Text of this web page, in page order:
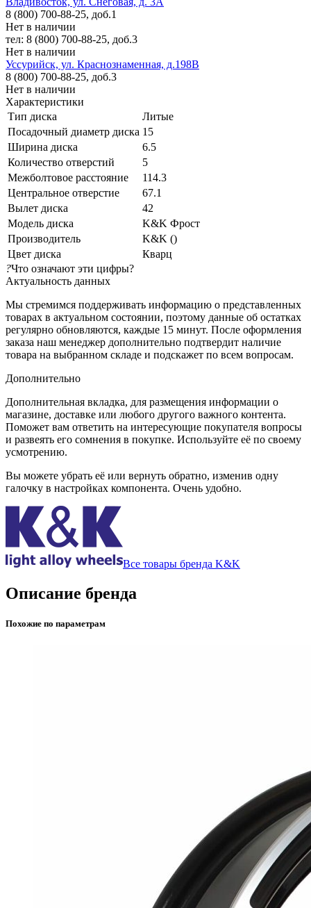
8 (800) 700-88-25, доб.1
Нет в наличии
тел: 8 (800) 700-88-25, доб.3
Нет в наличии
Уссурийск, ул. Краснознаменная, д.198В
8 (800) 700-88-25, доб.3
Нет в наличии
Характеристики
Тип диска
Литые
Посадочный диаметр диска 15
Ширина диска
6.5
Количество отверстий
5
Межболтовое расстояние
114.3
Центральное отверстие
67.1
Вылет диска
42
Модель диска
K&K Фрост
Производитель
K&K ()
Цвет диска
Кварц
?Что означают эти цифры?
Актуальность данных
Мы стремимся поддерживать информацию о представленных
товарах в актуальном состоянии, поэтому данные об остатках
регулярно обновляются, каждые 15 минут. После оформления
заказа наш менеджер дополнительно подтвердит наличие
товара на выбранном складе и подскажет по всем вопросам.
Дополнительно
Дополнительная вкладка, для размещения информации о
магазине, доставке или любого другого важного контента.
Поможет вам ответить на интересующие покупателя вопросы
и развеять его сомнения в покупке. Используйте её по своему
усмотрению.
Вы можете убрать её или вернуть обратно, изменив одну
галочку в настройках компонента. Очень удобно.
Все товары бренда K&K
Описание бренда
Похожие по параметрам